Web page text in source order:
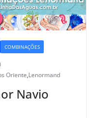
COMBINAÇÕES
Oriente,Lenormand
Navio